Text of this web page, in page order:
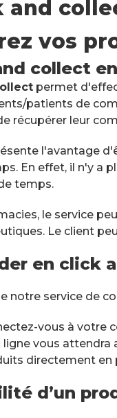
à 09:00
39110 Salins-
46
D'INFO
PRENDRE
à 09:00
21
à 09:00
Préfecture 74000
and
vos
collect
permet
patients de
récupérer leur
l'avantage
En effet, il n'y a
temps.
le service
Le client
en click
notre service de
vous à
vous attendra
directement en
d’un